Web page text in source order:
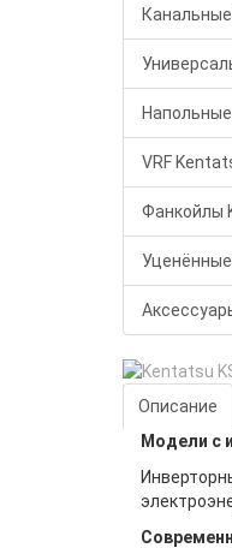
VRF
Фанкойлы
Описание
Модели с